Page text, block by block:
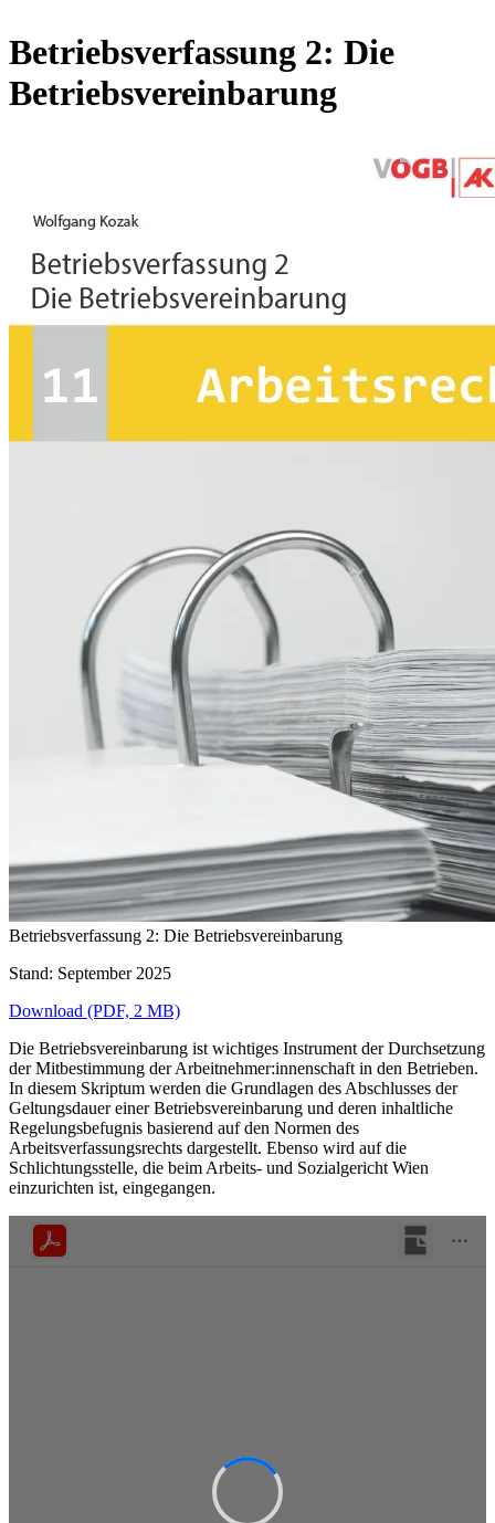
Betriebsverfassung 2: Die
Betriebsvereinbarung
Betriebsverfassung 2: Die Betriebsvereinbarung
Stand: September 2025
Download (PDF, 2 MB)
Die Betriebsvereinbarung ist wichtiges Instrument der Durchsetzung
der Mitbestimmung der Arbeitnehmer:innenschaft in den Betrieben.
In diesem Skriptum werden die Grundlagen des Abschlusses der
Geltungsdauer einer Betriebsvereinbarung und deren inhaltliche
Regelungsbefugnis basierend auf den Normen des
Arbeitsverfassungsrechts dargestellt. Ebenso wird auf die
Schlichtungsstelle, die beim Arbeits- und Sozialgericht Wien
einzurichten ist, eingegangen.